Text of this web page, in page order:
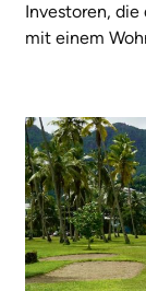
Investoren,
mit einem